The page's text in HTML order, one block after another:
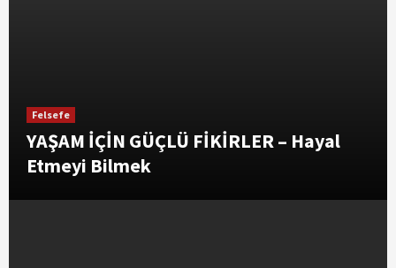
Felsefe
YAŞAM İÇİN GÜÇLÜ FİKİRLER – Hayal
Etmeyi Bilmek